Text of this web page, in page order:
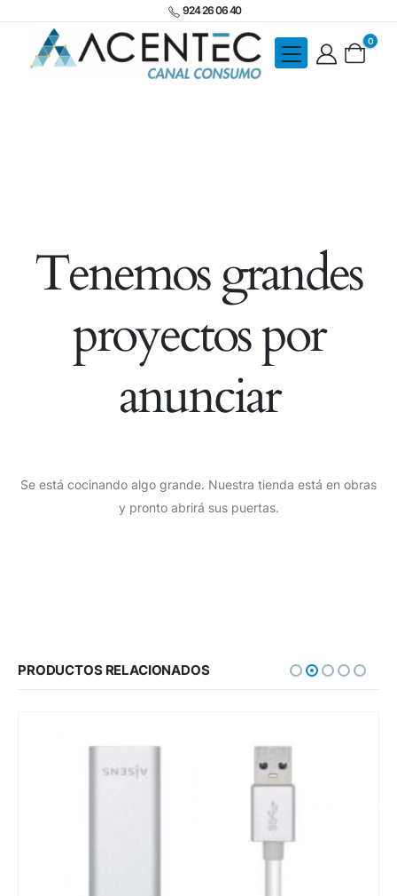
924 26 06 40
0
Tenemos grandes
proyectos por
anunciar
Se está cocinando algo grande. Nuestra tienda está en obras
y pronto abrirá sus puertas.
PRODUCTOS RELACIONADOS